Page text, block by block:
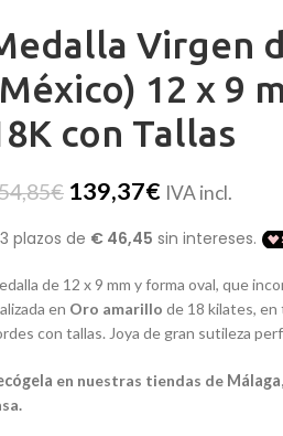
Virgen
12 x 9
con Tallas
€ 139,37€ IVA incl.
de 12 x 9 mm y forma oval, que
en Oro amarillo de 18 kilates,
con tallas. Joya de gran sutileza
en nuestras tiendas de Málaga